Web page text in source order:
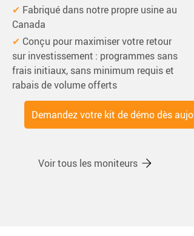
✔ Fabriqué dans notre propre usine au
Canada
✔ Conçu pour maximiser votre retour
sur investissement : programmes sans
frais initiaux, sans minimum requis et
rabais de volume offerts
Demandez votre kit de démo dès
Voir tous les moniteurs